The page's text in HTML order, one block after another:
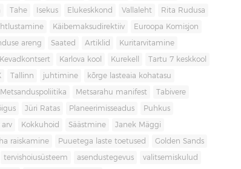
Tahe Isekus Elukeskkond Vallaleht Rita Rudusa
Käibemaksudirektiiv Euroopa Komisjon
areng Saated Artiklid Kuritarvitamine
Kevadkontsert Karlova kool Kurekell Tartu 7 keskkool
Tallinn juhtimine kõrge lasteaia kohatasu
Metsanduspoliitika Metsarahu manifest Tabivere
Jüri Ratas Planeerimisseadus Puhkus
arv Kokkuhoid Säästmine Janek Mäggi
raiskamine Puuetega laste toetused Golden Sands
tervishoiusüsteem asendustegevus valitsemiskulud